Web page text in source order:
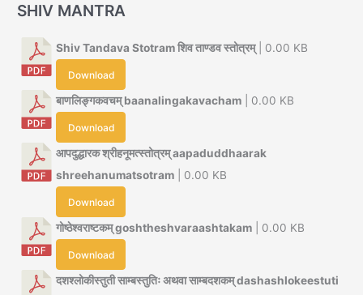
SHIV MANTRA
Shiv Tandava Stotram शिव ताण्डव स्तोत्रम्| 0.00 KB
Download
बाणलिङ्गकवचम् baanalingakavacham | 0.00 KB
Download
आपदुद्धारक श्रीहनूमत्स्तोत्रम् aapaduddhaarak
shreehanumatsotram | 0.00 KB
Download
गोष्ठेश्वराष्टकम् goshtheshvaraashtakam | 0.00 KB
Download
दशश्लोकीस्तुती साम्बस्तुतिः अथवा साम्बदशकम् dashashlokeestuti